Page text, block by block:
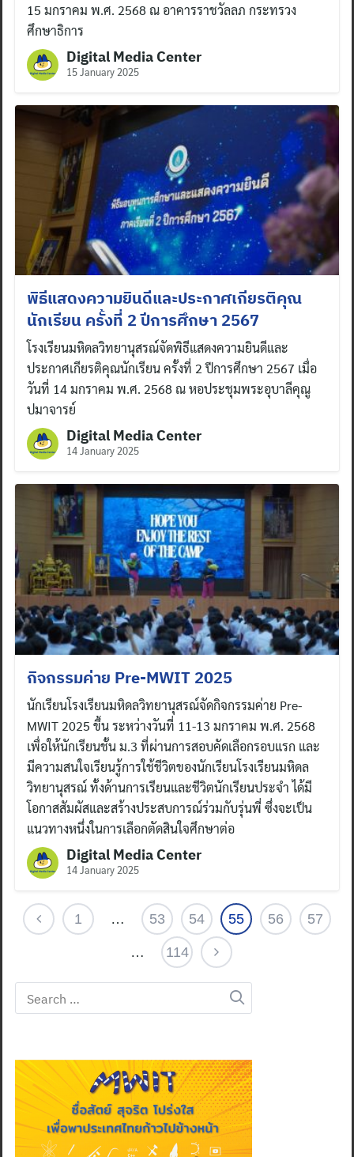
Search
15 มกราคม พ.ศ. 2568 ณ อาคารราชวัลลภ กระทรวง
ศึกษาธิการ
Digital Media Center
15 January 2025
พิธีแสดงความยินดีและประกาศเกียรติคุณ
นักเรียน ครั้งที่ 2 ปีการศึกษา 2567
โรงเรียนมหิดลวิทยานุสรณ์จัดพิธีแสดงความยินดีและ
ประกาศเกียรติคุณนักเรียน ครั้งที่ 2 ปีการศึกษา 2567 เมื่อ
วันที่ 14 มกราคม พ.ศ. 2568 ณ หอประชุมพระอุบาลีคุณู
ปมาจารย์
Digital Media Center
14 January 2025
กิจกรรมค่าย Pre-MWIT 2025
นักเรียนโรงเรียนมหิดลวิทยานุสรณ์จัดกิจกรรมค่าย Pre-
MWIT 2025 ขึ้น ระหว่างวันที่ 11-13 มกราคม พ.ศ. 2568
เพื่อให้นักเรียนชั้น ม.3 ที่ผ่านการสอบคัดเลือกรอบแรก และ
มีความสนใจเรียนรู้การใช้ชีวิตของนักเรียนโรงเรียนมหิดล
วิทยานุสรณ์ ทั้งด้านการเรียนและชีวิตนักเรียนประจำ ได้มี
โอกาสสัมผัสและสร้างประสบการณ์ร่วมกับรุ่นพี่ ซึ่งจะเป็น
แนวทางหนึ่งในการเลือกตัดสินใจศึกษาต่อ
Digital Media Center
14 January 2025
1 … 53 54 55 56 57
… 114
Search
for: